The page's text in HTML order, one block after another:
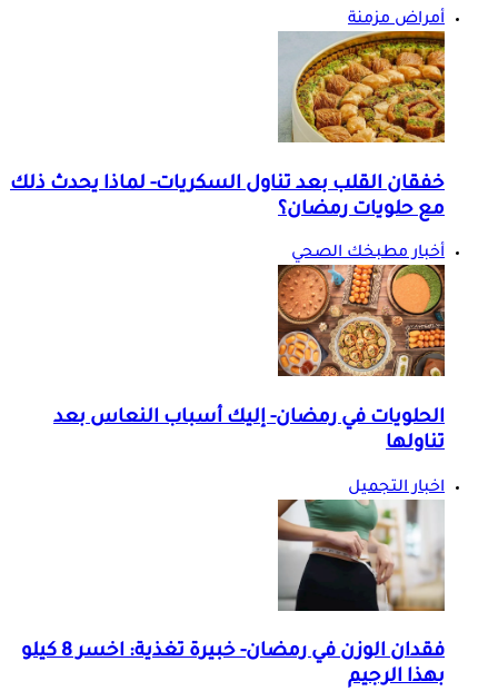
أمراض مزمنة
خفقان القلب بعد تناول السكريات- لماذا يحدث ذلك
مع حلويات رمضان؟
أخبار مطبخك الصحي
الحلويات في رمضان- إليك أسباب النعاس بعد
تناولها
اخبار التجميل
فقدان الوزن في رمضان- خبيرة تغذية: اخسر 8 كيلو
بهذا الرجيم